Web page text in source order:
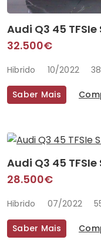
Audi Q3 45
32.500€
Hibrido 10/2022
Saber Mais
Audi Q3 45
28.500€
Hibrido 07/2022
Saber Mais